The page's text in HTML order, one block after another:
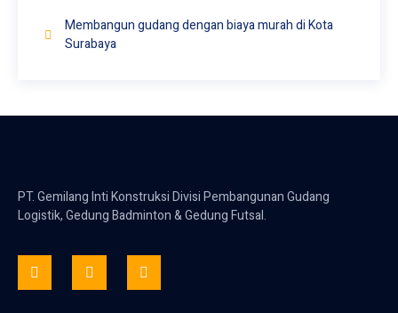
Membangun gudang dengan biaya murah di Kota
Surabaya
PT. Gemilang Inti Konstruksi Divisi Pembangunan Gudang
Logistik, Gedung Badminton & Gedung Futsal.